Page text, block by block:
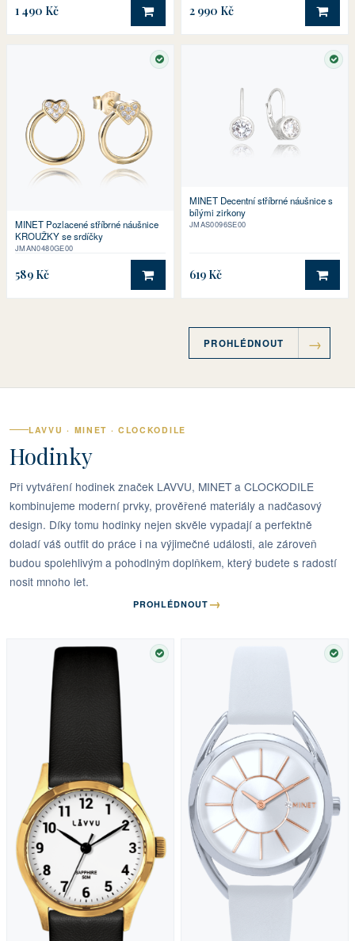
1 490 Kč DO KOŠÍKU
2 990 Kč DO
SKLADEM
MINET Pozlacené stříbrné náušnice
KROUŽKY se srdíčky
JMAN0480GE00
589 Kč DO KOŠÍKU
MINET Decentní stříbrné náušnice s
bílými zirkony
JMAS0096SE00
619 Kč DO
PROHLÉDNOUT
LAVVU · MINET · CLOCKODILE
Hodinky
Při vytváření hodinek značek LAVVU, MINET a CLOCKODILE
kombinujeme moderní prvky, prověřené materiály a nadčasový
design. Díky tomu hodinky nejen skvěle vypadají a perfektně
doladí váš outfit do práce i na výjimečné události, ale zároveň
budou spolehlivým a pohodlným doplňkem, který budete s radostí
nosit mnoho let.
PROHLÉDNOUT →
SKLADEM